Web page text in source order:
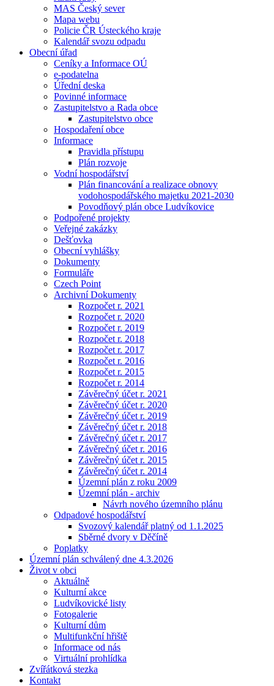
MAS Český sever
Mapa webu
Policie ČR Ústeckého kraje
Kalendář svozu odpadu
Obecní úřad
Ceníky a Informace OÚ
e-podatelna
Úřední deska
Povinné informace
Zastupitelstvo a Rada obce
Zastupitelstvo obce
Hospodaření obce
Informace
Pravidla přístupu
Plán rozvoje
Vodní hospodářství
Plán financování a realizace obnovy
vodohospodářského majetku 2021-2030
Povodňový plán obce Ludvíkovice
Podpořené projekty
Veřejné zakázky
Dešťovka
Obecní vyhlášky
Dokumenty
Formuláře
Czech Point
Archivní Dokumenty
Rozpočet r. 2021
Rozpočet r. 2020
Rozpočet r. 2019
Rozpočet r. 2018
Rozpočet r. 2017
Rozpočet r. 2016
Rozpočet r. 2015
Rozpočet r. 2014
Závěrečný účet r. 2021
Závěrečný účet r. 2020
Závěrečný účet r. 2019
Závěrečný účet r. 2018
Závěrečný účet r. 2017
Závěrečný účet r. 2016
Závěrečný účet r. 2015
Závěrečný účet r. 2014
Územní plán z roku 2009
Územní plán - archiv
Návrh nového územního plánu
Odpadové hospodářství
Svozový kalendář platný od 1.1.2025
Sběrné dvory v Děčíně
Poplatky
Územní plán schválený dne 4.3.2026
Život v obci
Aktuálně
Kulturní akce
Ludvíkovické listy
Fotogalerie
Kulturní dům
Multifunkční hřiště
Informace od nás
Virtuální prohlídka
Zvířátková stezka
Kontakt